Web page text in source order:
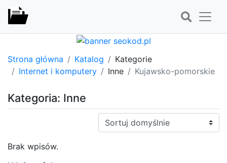
Strona główna Katalog
Kategorie
Internet i komputery
Inne Kujawsko-pomorskie
Kategoria: Inne
Sortuj:
Brak wpisów.